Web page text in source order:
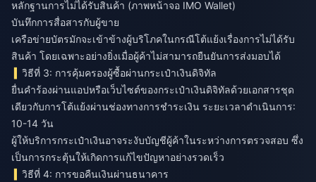
หลักฐานการไม่ได้รับสินค้า (ภาพหน้าจอ IMO Wallet)
บันทึกการสื่อสารกับผู้ขาย
เครือข่ายบัตรมักจะเข้าข้างผู้บริโภคในกรณีโต้แย้งเรื่องการไม่ได้รับ
สินค้า โดยเฉพาะอย่างยิ่งเมื่อผู้ค้าไม่สามารถยืนยันการส่งมอบได้
วิธีที่ 3: การคุ้มครองผู้ซื้อผ่านกระเป๋าเงินดิจิทัล
ยื่นคำร้องผ่านแอปหรือเว็บไซต์ของกระเป๋าเงินดิจิทัลด้วยเอกสารชุด
เดียวกับการโต้แย้งผ่านช่องทางการชำระเงิน ระยะเวลาดำเนินการ:
10-14 วัน
ผู้ให้บริการกระเป๋าเงินอาจระงับบัญชีผู้ค้าในระหว่างการตรวจสอบ ซึ่ง
เป็นการกระตุ้นให้เกิดการแก้ไขปัญหาอย่างรวดเร็ว
วิธีที่ 4: การขอคืนเงินผ่านธนาคาร